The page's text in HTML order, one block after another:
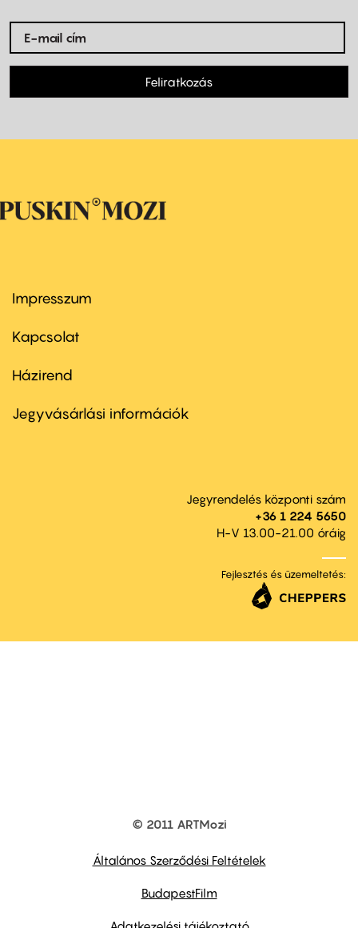
Feliratkozás
Footer
first
Impresszum
Kapcsolat
Footer
second
Házirend
Jegyvásárlási információk
Jegyrendelés központi szám
+36 1 224 5650
H-V 13.00-21.00 óráig
Fejlesztés és üzemeltetés:
© 2011 ARTMozi
Általános Szerződési Feltételek
BudapestFilm